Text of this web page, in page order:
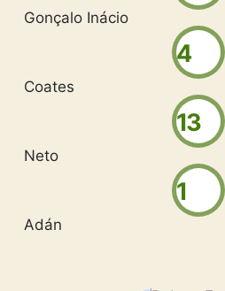
Gonçalo Inácio
4
Coates
13
Neto
1
Adán